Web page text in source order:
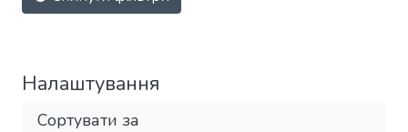
Налаштування
Сортувати за